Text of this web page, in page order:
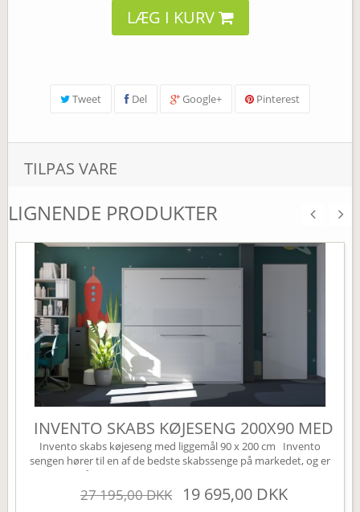
LÆG I KURV
Tweet Del Google+ Pinterest
TILPAS VARE
LIGNENDE PRODUKTER
INVENTO SKABS KØJESENG 200X90 MED
LED
Invento skabs køjeseng med liggemål 90 x 200 cm Invento
sengen hører til en af de bedste skabssenge på markedet, og er
svaret på den perfekte Murphy bed. Den har en kvalitets
lukkemekanisme der kører via et gasdæmpnings system. Dette
sikrer en nem og lydløs betjening af sengen. En skabsseng er den
27 195,00 DKK 19 695,00 DKK